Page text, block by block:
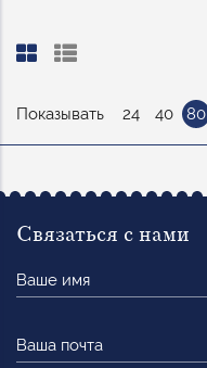
Показывать 24 40 80
Связаться с нами
имя
почта